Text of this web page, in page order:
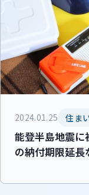
2024.01.25 住ま
能登半島地震
の納付期限延長